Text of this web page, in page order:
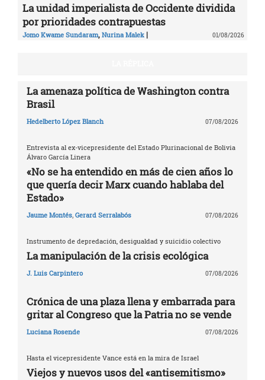
La unidad imperialista de Occidente dividida
por prioridades contrapuestas
Jomo Kwame Sundaram, Nurina Malek | 01/08/2026
La amenaza política de Washington contra
Brasil
Hedelberto López Blanch 07/08/2026
Entrevista al ex-vicepresidente del Estado Plurinacional de Bolivia
Álvaro García Linera
«No se ha entendido en más de cien años lo
que quería decir Marx cuando hablaba del
Estado»
Jaume Montés, Gerard Serralabós 07/08/2026
Instrumento de depredación, desigualdad y suicidio colectivo
La manipulación de la crisis ecológica
J. Luis Carpintero 07/08/2026
Crónica de una plaza llena y embarrada para
gritar al Congreso que la Patria no se vende
Luciana Rosende 07/08/2026
Hasta el vicepresidente Vance está en la mira de Israel
Viejos y nuevos usos del «antisemitismo»